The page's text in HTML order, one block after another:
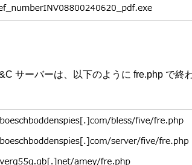
サーバーは、以下のように fre.php で終